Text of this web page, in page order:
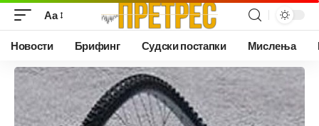
Аа
Новости Брифинг Судски постапки Мислења